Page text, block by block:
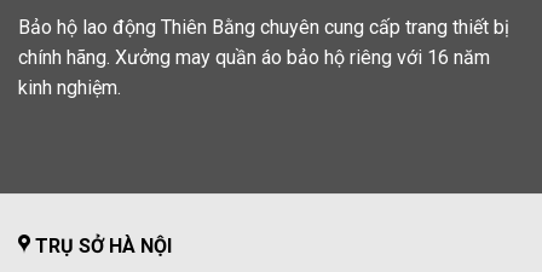
Bảo hộ lao động Thiên Bằng chuyên cung cấp trang thiết bị
chính hãng. Xưởng may quần áo bảo hộ riêng với 16 năm
kinh nghiệm.
TRỤ SỞ HÀ NỘI